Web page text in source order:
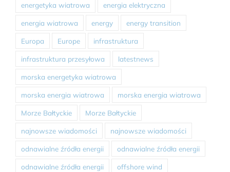
energetyka wiatrowa energia elektryczna
energia wiatrowa energy energy transition
Europa Europe infrastruktura
infrastruktura przesyłowa latestnews
morska energetyka wiatrowa
morska energia wiatrowa morska energia wiatrowa
Morze Bałtyckie Morze Bałtyckie
najnowsze wiadomości najnowsze wiadomości
odnawialne źródła energii odnawialne źródła energii
odnawialne źródła energii offshore wind